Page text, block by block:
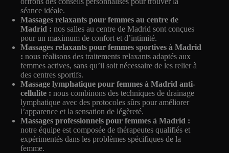
séance idéale.
Massages relaxants pour femmes au centre de
Madrid : nos salles au centre de Madrid sont conçues
pour un maximum de confort et d’intimité.
Massages relaxants pour femmes sportives à Madrid
: nous réalisons des traitements relaxants adaptés aux
femmes actives, sans qu’il soit nécessaire de les relier à
des centres sportifs.
Massage lymphatique pour femmes à Madrid anti-
cellulite : nous combinons des techniques de drainage
lymphatique avec des protocoles sûrs pour améliorer
l’apparence et la sensation de légèreté.
Massages professionnels pour femmes à Madrid :
notre équipe est composée de thérapeutes qualifiés et
expérimentés dans les problèmes spécifiques de la
femme.